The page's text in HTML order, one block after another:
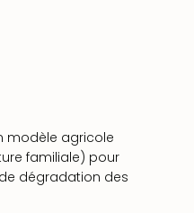
modèle agricole
familiale) pour
dégradation des